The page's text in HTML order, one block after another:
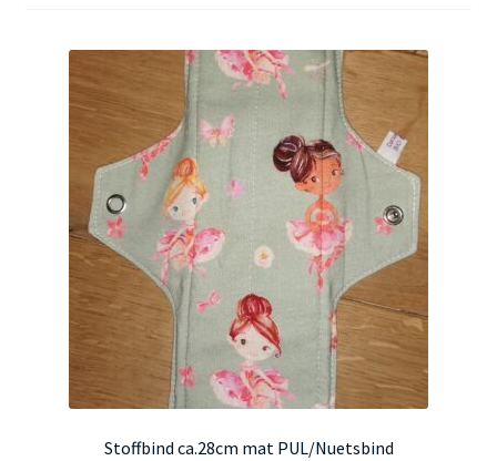
Stoffbind ca.28cm mat PUL/Nuetsbind